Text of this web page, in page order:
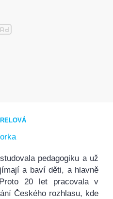
pedagogiku a už
a baví děti, a hlavně
20 let pracovala v
Českého rozhlasu, kde